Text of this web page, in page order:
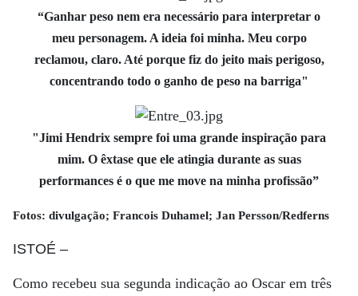
“Ganhar peso nem era necessário para interpretar o
meu personagem. A ideia foi minha. Meu corpo
reclamou, claro. Até porque fiz do jeito mais perigoso,
concentrando todo o ganho de peso na barriga"
"Jimi Hendrix sempre foi uma grande inspiração para
mim. O êxtase que ele atingia durante as suas
performances é o que me move na minha profissão”
Fotos: divulgação; Francois Duhamel; Jan Persson/Redferns
ISTOÉ –
Como recebeu sua segunda indicação ao Oscar em três